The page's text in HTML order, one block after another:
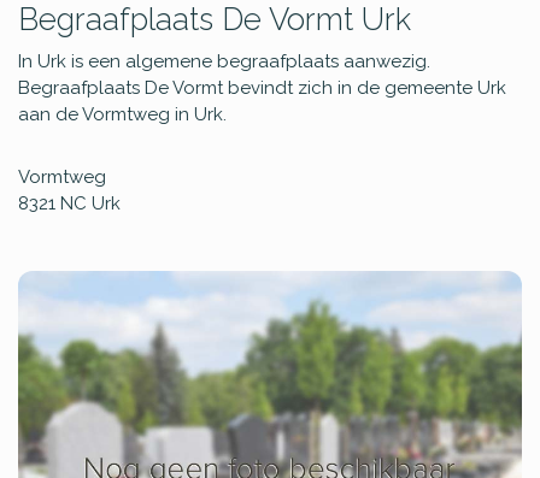
Begraafplaats De Vormt Urk
In Urk is een algemene begraafplaats aanwezig.
Begraafplaats De Vormt bevindt zich in de gemeente Urk
aan de Vormtweg in Urk.
Vormtweg
8321 NC Urk